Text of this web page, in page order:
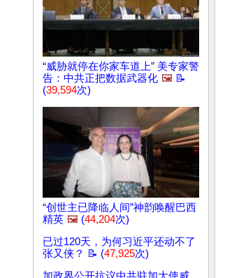
“威胁就停在你家车道上” 美专家警
告：中共正把数据武器化 🖼️ 📝
(39,594次)
“创世主已降临人间”神韵唤醒巴西
精英 🖼️ (44,204次)
已过120天，为何习近平还动不了
张又侠？ 📝 (47,925次)